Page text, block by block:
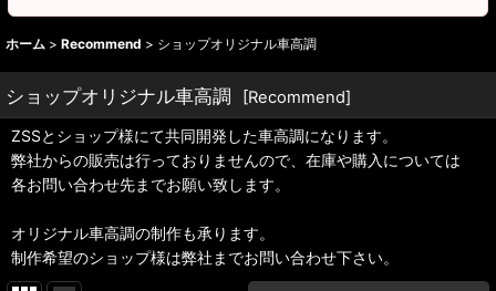
ホーム > Recommend > ショップオリジナル車高調
ショップオリジナル車高調 [Recommend]
ZSSとショップ様にて共同開発した車高調になります。
弊社からの販売は行っておりませんので、在庫や購入については
各お問い合わせ先までお願い致します。
オリジナル車高調の制作も承ります。
制作希望のショップ様は弊社までお問い合わせ下さい。